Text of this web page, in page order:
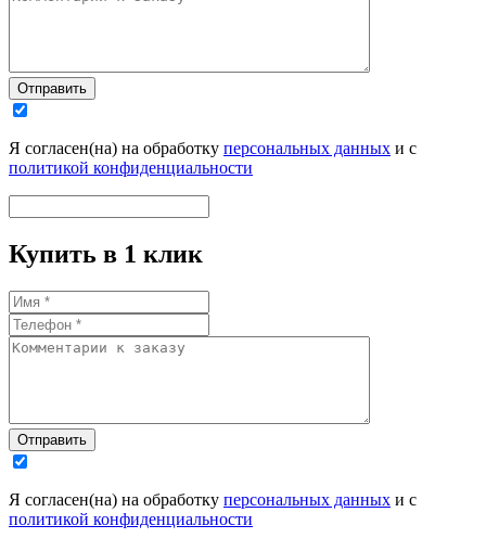
Отправить
Я согласен(на) на обработку персональных данных и с
политикой конфиденциальности
Купить в 1 клик
Отправить
Я согласен(на) на обработку персональных данных и с
политикой конфиденциальности